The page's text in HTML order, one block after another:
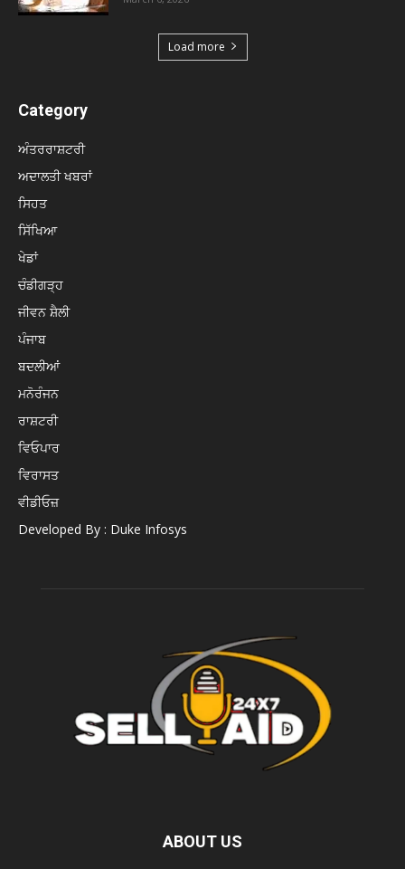
Load more
Category
ਅੰਤਰਰਾਸ਼ਟਰੀ
ਅਦਾਲਤੀ ਖਬਰਾਂ
ਸਿਹਤ
ਸਿੱਖਿਆ
ਖੇਡਾਂ
ਚੰਡੀਗੜ੍ਹ
ਜੀਵਨ ਸ਼ੈਲੀ
ਪੰਜਾਬ
ਬਦਲੀਆਂ
ਮਨੋਰੰਜਨ
ਰਾਸ਼ਟਰੀ
ਵਿਓਪਾਰ
ਵਿਰਾਸਤ
ਵੀਡੀਓਜ਼
Developed By : Duke Infosys
ABOUT US